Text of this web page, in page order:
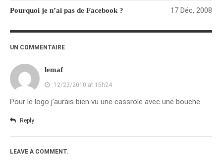
mars 2013
septembre 2012
août 2012
juillet 2012
Pourquoi je n’ai pas de Facebook ? 17 Déc, 2008
UN COMMENTAIRE
lemaf
12/23/2010 at 15h24
Pour le logo j’aurais bien vu une cassrole avec une bouche
Reply
LEAVE A COMMENT.